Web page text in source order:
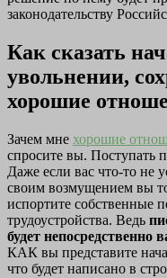
законодательству
Как сказать
увольнении,
хорошие
Зачем мне хорошие
спросите вы. Поступать
Даже если вас что-то не
своим возмущением вы
испортите собственные
трудоустройства. Ведь
будет непосредственно
КАК вы представите
что будет написано в